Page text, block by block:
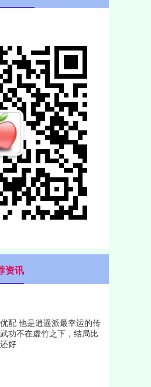
资讯
配 他是逍遥派最幸运的传
功不在虚竹之下，结局比
好